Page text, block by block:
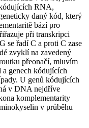
RNA,
daný kód, který
bází pro
při transkripci
se řadí C a proti C zase
zvyklí na zavedený
přeonačí, mluvím
genech kódujících
U genů kódujících
v DNA nejdříve
komplementarity
v průběhu